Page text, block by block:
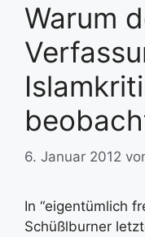
Warum
6. Januar 2012
In “eigentümlich
Schüßlburner